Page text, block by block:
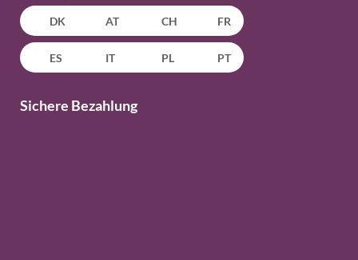
DK AT CH FR
ES IT PL PT
Sichere Bezahlung